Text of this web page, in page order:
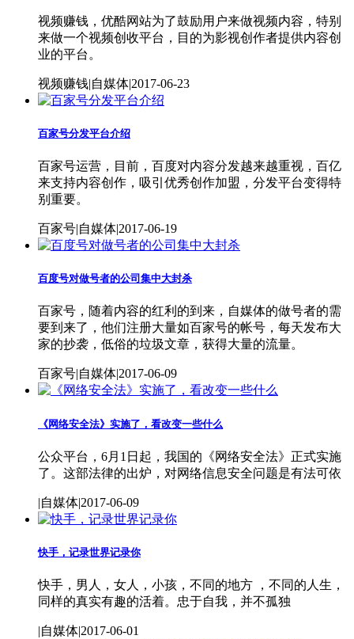
视频赚钱，优酷网站为了鼓励用户来做视频内容，特别
来做一个视频创收平台，目的为影视创作者提供内容创
业的平台。
视频赚钱|自媒体|2017-06-23
百家号分发平台介绍
百家号运营，目前，百度对内容分发越来越重视，百亿
来支持内容创作，吸引优秀创作加盟，分发平台变得特
别重要。
百家号|自媒体|2017-06-19
百度号对做号者的公司集中大封杀
百家号，随着内容的红利的到来，自媒体的做号者的需
要到来了，他们注册大量如百家号的帐号，每天发布大
家的抄袭，低俗的垃圾文章，获得大量的流量。
百家号|自媒体|2017-06-09
《网络安全法》实施了，看改变一些什么
公众平台，6月1日起，我国的《网络安全法》正式实施
了。这部法律的出炉，对网络信息安全问题是有法可依
|自媒体|2017-06-09
快手，记录世界记录你
快手，男人，女人，小孩，不同的地方 ，不同的人生，
同样的真实有趣的活着。忠于自我，并不孤独
|自媒体|2017-06-01